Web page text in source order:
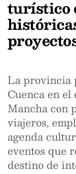
turístico
La provincia
Cuenca en
Mancha con
viajeros,
agenda
eventos que
destino de